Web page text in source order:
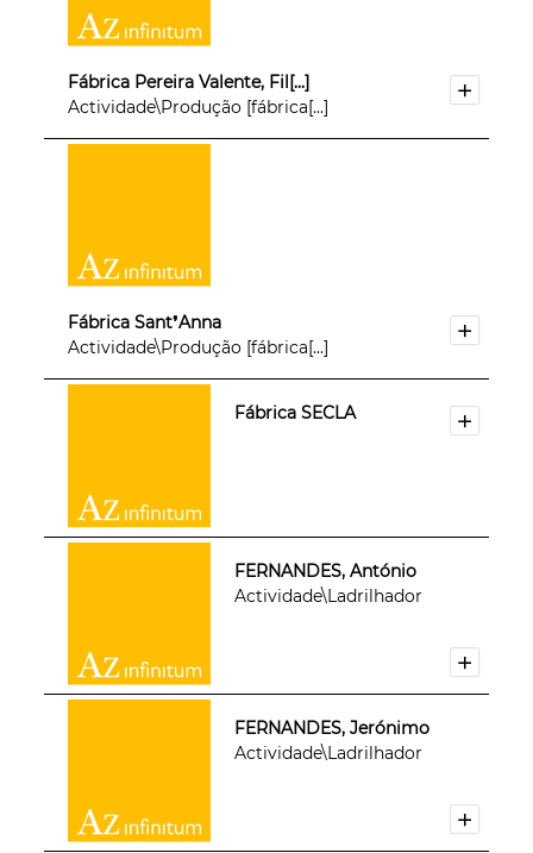
Fábrica Pereira Valente, Fil[...]
Actividade\Produção [fábrica[...]
Fábrica Sant❜Anna
Actividade\Produção [fábrica[...]
Fábrica SECLA
FERNANDES, António
Actividade\Ladrilhador
FERNANDES, Jerónimo
Actividade\Ladrilhador